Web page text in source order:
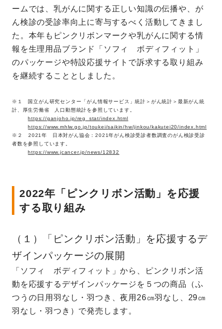
ームでは、乳がんに関する正しい知識の伝播や、が
ん検診の受診率向上に寄与するべく活動してきまし
た。本年もピンクリボンマークや乳がんに関する情
報を生理用品ブランド「ソフィ ボディフィット」
のパッケージや特設応援サイトで訴求する取り組み
を継続することとしました。
※１ 国立がん研究センター「がん情報サービス」統計＞がん統計＞最新がん統
計、厚生労働省 人口動態統計を参照しています。
https://ganjoho.jp/reg_stat/index.html
https://www.mhlw.go.jp/toukei/saikin/hw/jinkou/kakutei20/index.html
※２ 2021年 日本対がん協会：2021年がん検診受診者数調査のがん検診受診
者数を参照しています。
https://www.jcancer.jp/news/12832
2022年「ピンクリボン活動」を応援
する取り組み
（１）「ピンクリボン活動」を応援するデ
ザインパッケージの展開
「ソフィ ボディフィット」から、ピンクリボン活
動を応援するデザインパッケージを５つの商品（ふ
つうの日用羽なし・羽つき、夜用26㎝羽なし、29㎝
羽なし・羽つき）で発売します。